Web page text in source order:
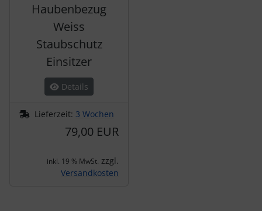
Haubenbezug
Weiss
Staubschutz
Einsitzer
Details
Lieferzeit: 3 Wochen
79,00 EUR
inkl. 19 % MwSt. zzgl.
Versandkosten